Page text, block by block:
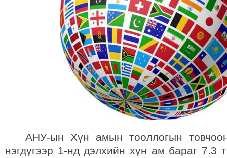
АНУ-ын Хүн амын тооллогын
нэгдүгээр 1-нд дэлхийн хүн ам бараг 7.3